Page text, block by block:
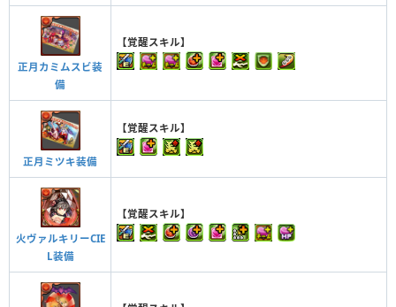
正月カミムスビ装
備
【覚醒スキル】
正月ミツキ装備
【覚醒スキル】
火ヴァルキリーCIE
L装備
【覚醒スキル】